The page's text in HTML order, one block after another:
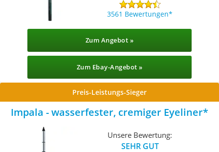
3561 Bewertungen
Zum Angebot »
Zum Ebay-Angebot »
Preis-Leistungs-Sieger
Impala - wasserfester, cremiger Eyeliner
Unsere Bewertung:
SEHR GUT